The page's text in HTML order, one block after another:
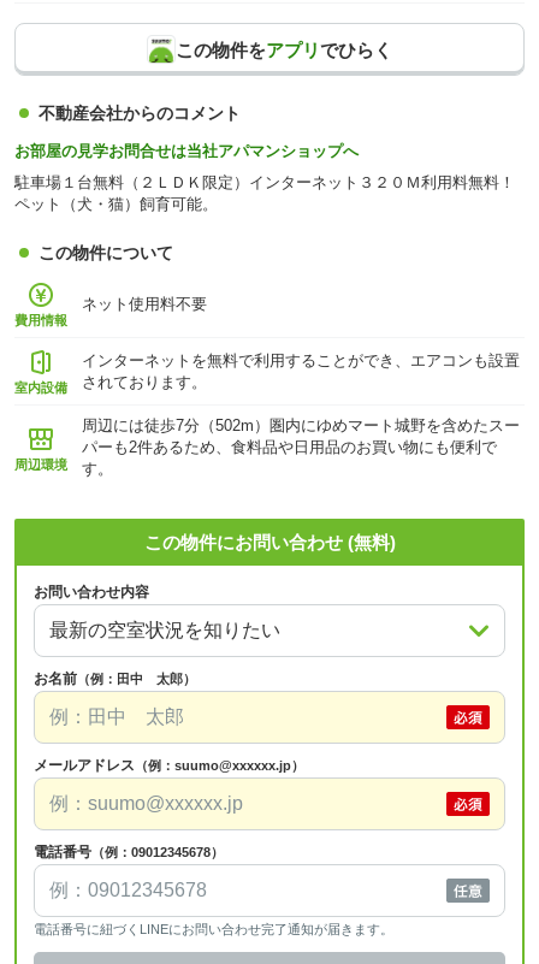
この物件をアプリでひらく
不動産会社からのコメント
お部屋の見学お問合せは当社アパマンショップへ
駐車場１台無料（２ＬＤＫ限定）インターネット３２０Ｍ利用料無料！
ペット（犬・猫）飼育可能。
この物件について
費用情報
ネット使用料不要
室内設備
インターネットを無料で利用することができ、エアコンも設置
されております。
周辺環境
周辺には徒歩7分（502m）圏内にゆめマート城野を含めたスー
パーも2件あるため、食料品や日用品のお買い物にも便利で
す。
この物件にお問い合わせ (無料)
お問い合わせ内容
お名前 （例：田中 太郎）
メールアドレス （例：suumo@xxxxxx.jp）
電話番号 （例：09012345678）
電話番号に紐づくLINEにお問い合わせ完了通知が届きます。